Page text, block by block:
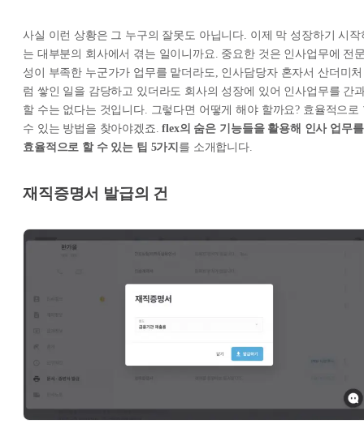
사실 이런 상황은 그 누구의 잘못도 아닙니다. 이제 막 성장하기 시작
는 대부분의 회사에서 겪는 일이니까요. 중요한 것은 인사업무에 전
성이 부족한 누군가가 업무를 맡더라도, 인사담당자 혼자서 산더미처
럼 쌓인 일을 감당하고 있더라도 회사의 성장에 있어 인사업무를 간
할 수는 없다는 것입니다. 그렇다면 어떻게 해야 할까요? 효율적으로
수 있는 방법을 찾아야겠죠.flex의 숨은 기능들을 활용해 인사 업무를
효율적으로 할 수 있는 팁 5가지 를 소개합니다.
재직증명서 발급의 건